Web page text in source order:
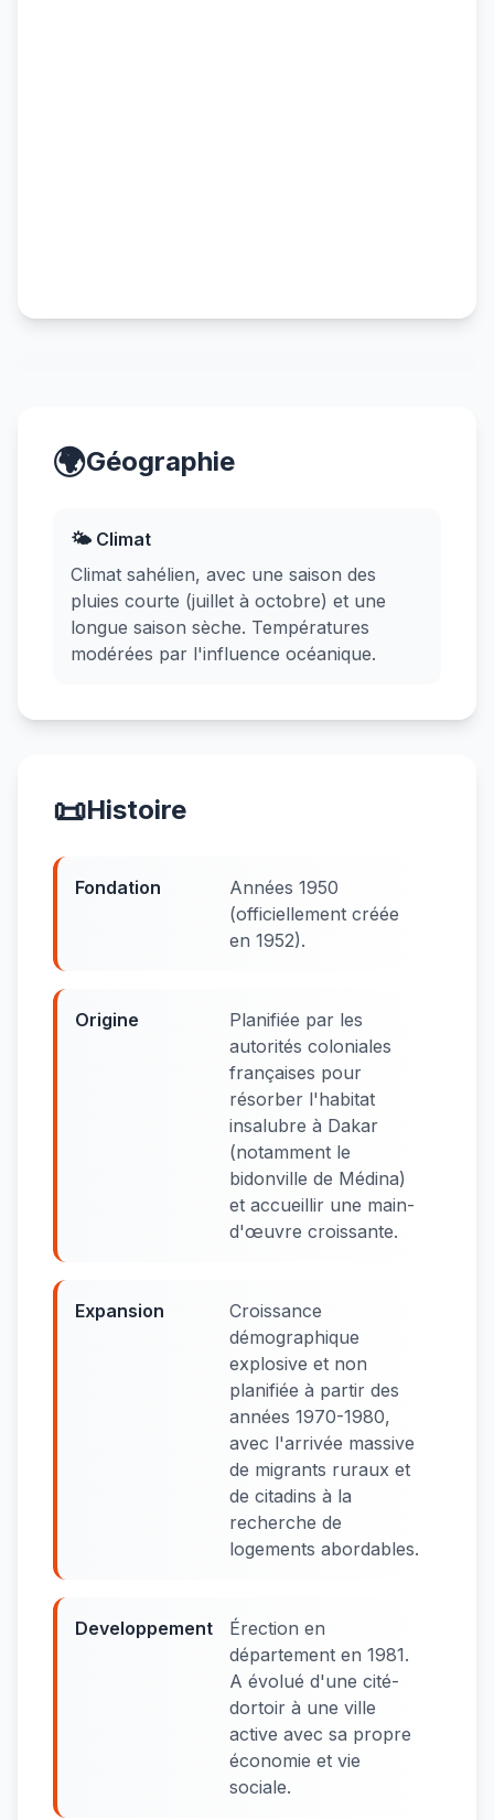
🌍Géographie
🌤️ Climat
Climat sahélien, avec une saison des
pluies courte (juillet à octobre) et une
longue saison sèche. Températures
modérées par l'influence océanique.
📜Histoire
Fondation
Années 1950
(officiellement créée
en 1952).
Origine
Planifiée par les
autorités coloniales
françaises pour
résorber l'habitat
insalubre à Dakar
(notamment le
bidonville de Médina)
et accueillir une main-
d'œuvre croissante.
Expansion
Croissance
démographique
explosive et non
planifiée à partir des
années 1970-1980,
avec l'arrivée massive
de migrants ruraux et
de citadins à la
recherche de
logements abordables.
Developpement
Érection en
département en 1981.
A évolué d'une cité-
dortoir à une ville
active avec sa propre
économie et vie
sociale.